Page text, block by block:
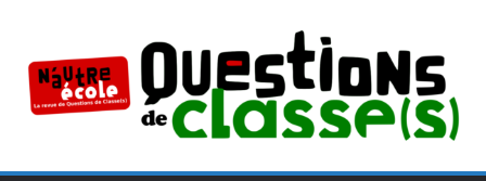
contenu